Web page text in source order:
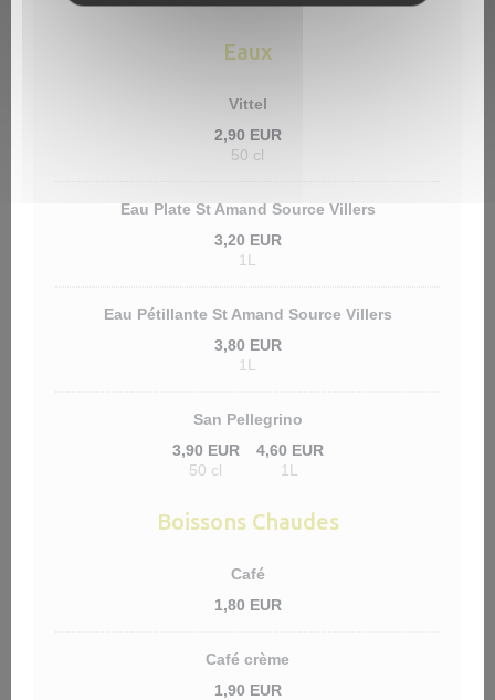
Eaux
Vittel
2,90 EUR
50 cl
Eau Plate St Amand Source Villers
3,20 EUR
1L
Eau Pétillante St Amand Source Villers
3,80 EUR
1L
San Pellegrino
3,90 EUR
50 cl
4,60 EUR
1L
Boissons Chaudes
Café
1,80 EUR
Café crème
1,90 EUR